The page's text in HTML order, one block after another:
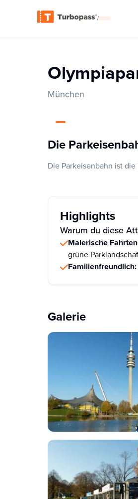
/
München
Die
Die Parkeisenbahn ist
Highlights
Warum du diese
Malerische
grüne
Familienfreundlich:
Galerie